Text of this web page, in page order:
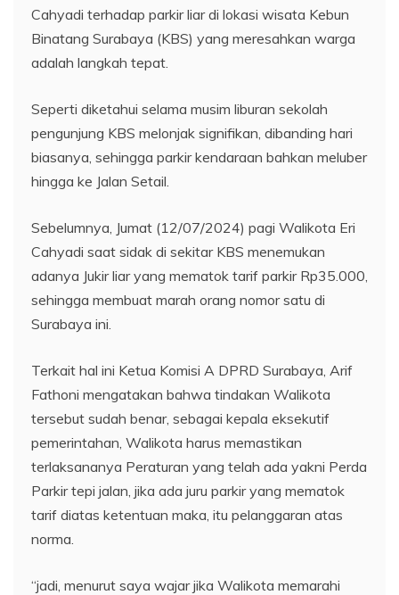
Cahyadi terhadap parkir liar di lokasi wisata Kebun
Binatang Surabaya (KBS) yang meresahkan warga
adalah langkah tepat.
Seperti diketahui selama musim liburan sekolah
pengunjung KBS melonjak signifikan, dibanding hari
biasanya, sehingga parkir kendaraan bahkan meluber
hingga ke Jalan Setail.
Sebelumnya, Jumat (12/07/2024) pagi Walikota Eri
Cahyadi saat sidak di sekitar KBS menemukan
adanya Jukir liar yang mematok tarif parkir Rp35.000,
sehingga membuat marah orang nomor satu di
Surabaya ini.
Terkait hal ini Ketua Komisi A DPRD Surabaya, Arif
Fathoni mengatakan bahwa tindakan Walikota
tersebut sudah benar, sebagai kepala eksekutif
pemerintahan, Walikota harus memastikan
terlaksananya Peraturan yang telah ada yakni Perda
Parkir tepi jalan, jika ada juru parkir yang mematok
tarif diatas ketentuan maka, itu pelanggaran atas
norma.
“jadi, menurut saya wajar jika Walikota memarahi